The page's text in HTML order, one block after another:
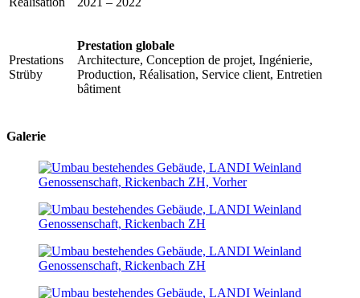
Prestations
Strüby
Prestation globale
Architecture, Conception de projet, Ingénierie,
Production, Réalisation, Service client, Entretien
bâtiment
Galerie